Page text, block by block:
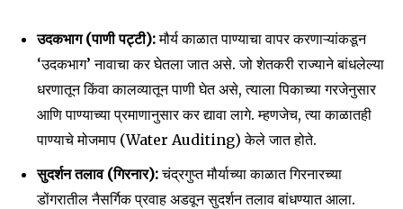
उदकभाग (पाणी पट्टी):मौर्य काळात पाण्याचा वापर करणाऱ्यांकडून
‘उदकभाग’ नावाचा कर घेतला जात असे. जो शेतकरी राज्याने बांधलेल्या
धरणातून किंवा कालव्यातून पाणी घेत असे, त्याला पिकाच्या गरजेनुसार
आणि पाण्याच्या प्रमाणानुसार कर द्यावा लागे. म्हणजेच, त्या काळातही
पाण्याचे मोजमाप (Water Auditing) केले जात होते.
सुदर्शन तलाव (गिरनार):चंद्रगुप्त मौर्याच्या काळात गिरनारच्या
डोंगरातील नैसर्गिक प्रवाह अडवून सुदर्शन तलाव बांधण्यात आला.